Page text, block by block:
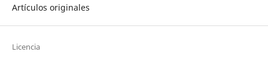
Artículos originales
Licencia